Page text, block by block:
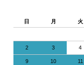
日 月 火
2 3 4
9 10 11